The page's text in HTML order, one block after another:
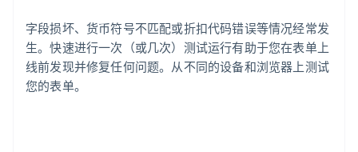
字段损坏、货币符号不匹配或折扣代码错误等情况经常发
生。快速进行一次（或几次）测试运行有助于您在表单上
线前发现并修复任何问题。从不同的设备和浏览器上测试
您的表单。